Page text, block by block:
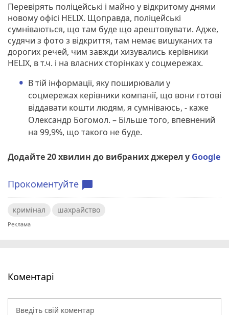
Перевірять поліцейські і майно у відкритому днями
новому офісі HELIX. Щоправда, поліцейські
сумніваються, що там буде що арештовувати. Адже,
судячи з фото з відкриття, там немає вишуканих та
дорогих речей, чим завжди хизувались керівники
HELIX, в т.ч. і на власних сторінках у соцмережах.
В тій інформації, яку поширювали у
соцмережах керівники компанії, що вони готові
віддавати кошти людям, я сумніваюсь, - каже
Олександр Богомол. – Більше того, впевнений
на 99,9%, що такого не буде.
Додайте 20 хвилин до вибраних джерел у Google
Прокоментуйте chat_bubble
кримінал шахрайство
Коментарі